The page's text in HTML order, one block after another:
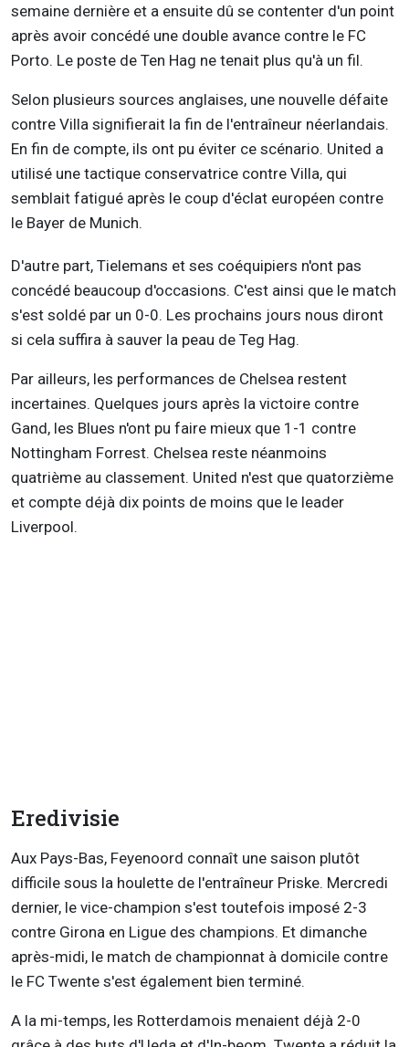
semaine dernière et a ensuite dû se contenter d'un point
après avoir concédé une double avance contre le FC
Porto. Le poste de Ten Hag ne tenait plus qu'à un fil.
Selon plusieurs sources anglaises, une nouvelle défaite
contre Villa signifierait la fin de l'entraîneur néerlandais.
En fin de compte, ils ont pu éviter ce scénario. United a
utilisé une tactique conservatrice contre Villa, qui
semblait fatigué après le coup d'éclat européen contre
le Bayer de Munich.
D'autre part, Tielemans et ses coéquipiers n'ont pas
concédé beaucoup d'occasions. C'est ainsi que le match
s'est soldé par un 0-0. Les prochains jours nous diront
si cela suffira à sauver la peau de Teg Hag.
Par ailleurs, les performances de Chelsea restent
incertaines. Quelques jours après la victoire contre
Gand, les Blues n'ont pu faire mieux que 1-1 contre
Nottingham Forrest. Chelsea reste néanmoins
quatrième au classement. United n'est que quatorzième
et compte déjà dix points de moins que le leader
Liverpool.
Eredivisie
Aux Pays-Bas, Feyenoord connaît une saison plutôt
difficile sous la houlette de l'entraîneur Priske. Mercredi
dernier, le vice-champion s'est toutefois imposé 2-3
contre Girona en Ligue des champions. Et dimanche
après-midi, le match de championnat à domicile contre
le FC Twente s'est également bien terminé.
A la mi-temps, les Rotterdamois menaient déjà 2-0